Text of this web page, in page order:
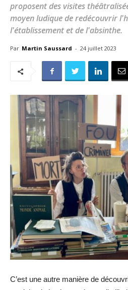
proposent des visites
moyen ludique de redécouvrir
l'établissement et de l'absinthe.
Par Martin Saussard - 24 juillet 2023
C’est une autre manière de